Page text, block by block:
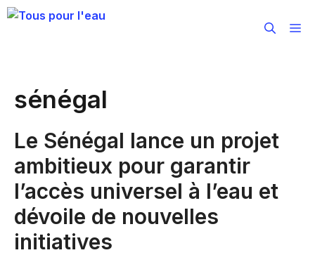
Aller
sénégal
Le Sénégal lance un projet
ambitieux pour garantir
l’accès universel à l’eau et
dévoile de nouvelles
initiatives